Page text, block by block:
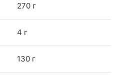
270 г
4 г
130 г